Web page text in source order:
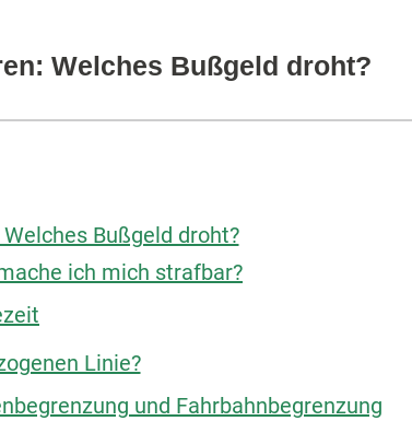
Welches Bußgeld droht?
Bußgeld droht?
ich mich strafbar?
Linie?
und Fahrbahnbegrenzung